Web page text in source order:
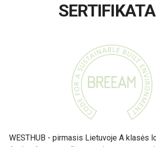
WESTHUB - pirmasis Lietuvoje A klasės